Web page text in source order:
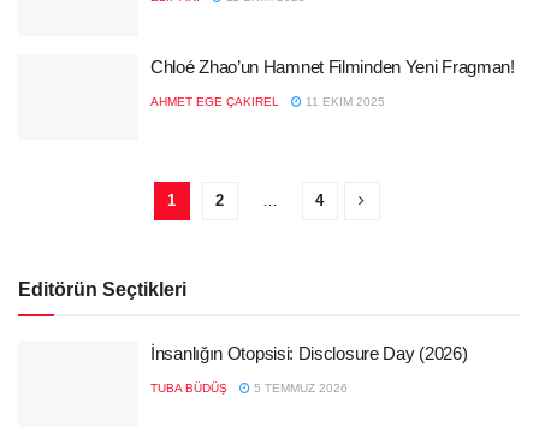
Chloé Zhao’un Hamnet Filminden Yeni Fragman!
AHMET EGE ÇAKIREL 11 EKIM 2025
1 2 … 4
Editörün Seçtikleri
İnsanlığın Otopsisi: Disclosure Day (2026)
TUBA BÜDÜŞ 5 TEMMUZ 2026